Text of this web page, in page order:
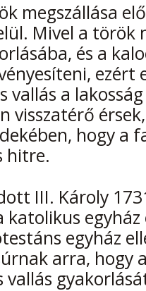
megszállása
Mivel a török
és a
ezért
a
visszatérő
hogy a
hitre.
III. Károly
katolikus
egyház
arra, hogy